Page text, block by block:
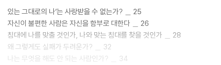
있는 그대로의 나’는 사랑받을 수 없는가? ＿ 25
자신이 불편한 사람은 자신을 함부로 대한다 ＿ 26
침대에 나를 맞출 것인가, 나와 맞는 침대를 찾을 것인가 ＿ 28
왜 그렇게도 실패가 두려운가? ＿ 32
나는 무엇을 해도 안 되는 사람인가? ＿ 34